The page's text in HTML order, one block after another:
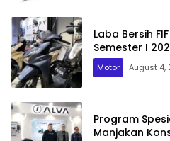
Laba Bersih
Semester I
Motor August 4,
Program
Manjakan